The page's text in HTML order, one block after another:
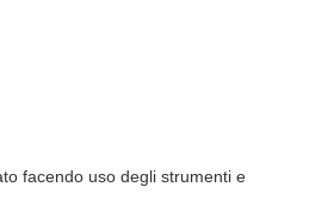
facendo uso degli strumenti e